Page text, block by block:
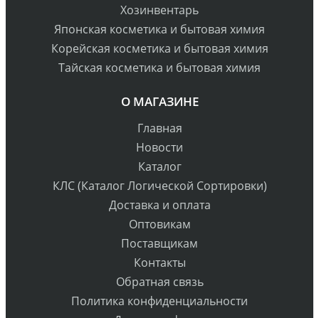
Хозинвентарь
Японская косметика и бытовая химия
Корейская косметика и бытовая химия
Тайская косметика и бытовая химия
О МАГАЗИНЕ
Главная
Новости
Каталог
КЛС (Каталог Логической Сортировки)
Доставка и оплата
Оптовикам
Поставщикам
Контакты
Обратная связь
Политика конфиденциальности